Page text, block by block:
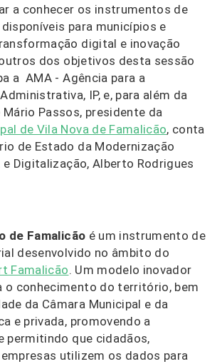
a conhecer os instrumentos de
para municípios e
digital e inovação
dos objetivos desta sessão
a AMA - Agência para a
IP, e, para além da
Passos, presidente da
de Vila Nova de Famalicão, conta
de Estado da Modernização
Digitalização, Alberto Rodrigues
de Famalicão é um instrumento de
desenvolvido no âmbito do
Famalicão. Um modelo inovador
o conhecimento do território, bem
da Câmara Municipal e da
e privada, promovendo a
permitindo que cidadãos,
utilizem os dados para